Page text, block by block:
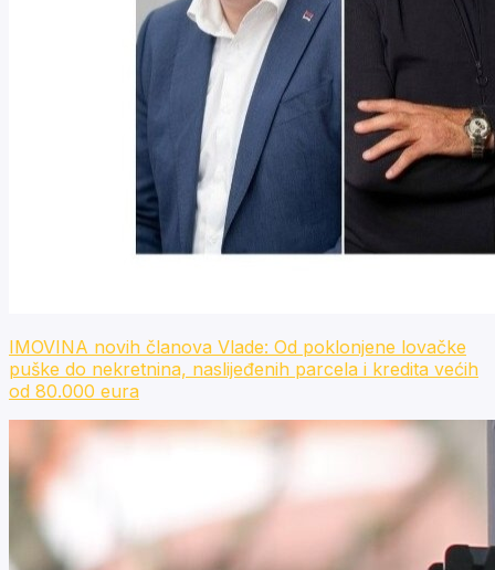
IMOVINA novih članova Vlade: Od poklonjene lovačke
puške do nekretnina, naslijeđenih parcela i kredita većih
od 80.000 eura